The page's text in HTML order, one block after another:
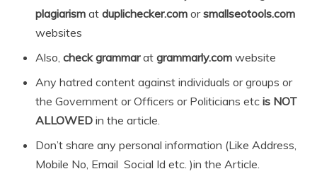
plagiarism at duplichecker.com orsmallseotools.com
websites
Also, check grammarat grammarly.com website
Any hatred content against individuals or groups or
the Government or Officers or Politicians etc is NOT
ALLOWED in the article.
Don’t share any personal information (Like Address,
Mobile No, Email Social Id etc. )in the Article.